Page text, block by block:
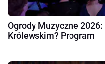
Ogrody Muzyczne
Królewskim? Program